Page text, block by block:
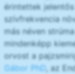
érintettek
szívfrekvencia
más néven
mindenképp
orvost a
Gábor PhD, az